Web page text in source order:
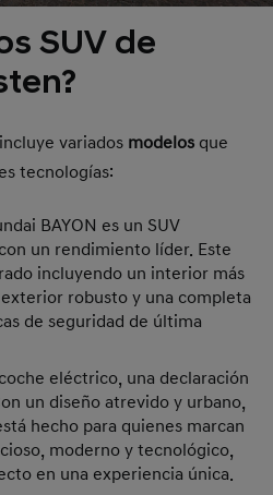
SUV de
variados modelos que
tecnologías:
BAYON es un SUV
un rendimiento líder. Este
incluyendo un interior más
robusto y una completa
de seguridad de última
eléctrico, una declaración
un diseño atrevido y urbano,
hecho para quienes marcan
moderno y tecnológico,
en una experiencia única.